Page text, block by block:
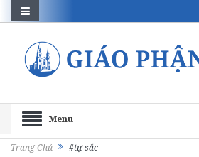
Menu
Trang Chủ #tự sắc